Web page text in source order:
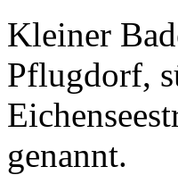
Kleiner
Pflugdorf,
genannt.